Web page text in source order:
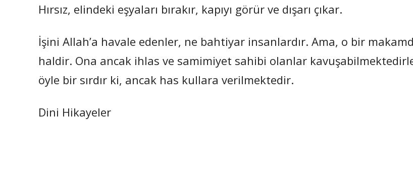
Hırsız, elindeki eşyaları bırakır, kapıyı görür ve dışarı çıkar.
İşini Allah’a havale edenler, ne bahtiyar insanlardır. Ama, o bir
haldir. Ona ancak ihlas ve samimiyet sahibi olanlar
öyle bir sırdır ki, ancak has kullara verilmektedir.
Dini Hikayeler